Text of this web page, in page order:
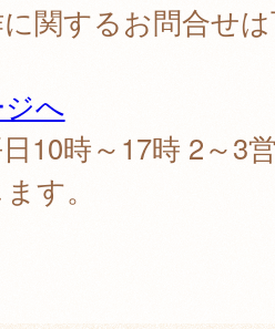
関するお問合せ
へ
10時～17時 2～3
す。